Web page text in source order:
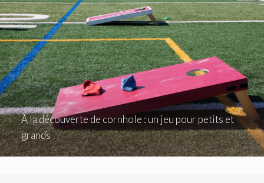
À la découverte de cornhole : un jeu pour petits et
grands